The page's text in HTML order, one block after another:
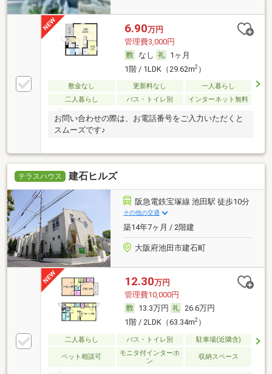
6.90万円
管理費3,000円
なし
1ヶ月
1階 / 1LDK（29.62m2）
敷金なし 更新料なし
一人暮らし
二人暮らし
バス・トイレ別 インターネット無料
お問い合わせの際は、お電話番号をご入力いただくと
スムーズです♪
テラスハウス 建石ヒルズ
阪急電鉄宝塚線 池田駅 徒歩10分
その他の交通
築14年7ヶ月 / 2階建
大阪府池田市建石町
12.30万円
管理費10,000円
13.3万円
26.6万円
1階 / 2LDK（63.34m2）
二人暮らし バス・トイレ別 駐車場(近隣含)
ペット相談可
モニタ付インターホ
ン
収納スペース